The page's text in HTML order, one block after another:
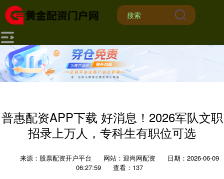
普惠配资APP下载 好消息！2026军队文职
招录上万人，专科生有职位可选
来源：股票配资开户平台 网站：迎尚网配资
日期：2026-06-09
06:27:59
查看：137